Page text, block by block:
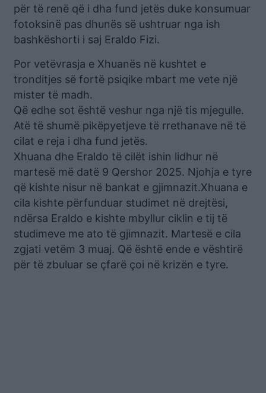
për të renë që i dha fund jetës duke konsumuar
fotoksinë pas dhunës së ushtruar nga ish
bashkëshorti i saj Eraldo Fizi.
Por vetëvrasja e Xhuanës në kushtet e
tronditjes së fortë psiqike mbart me vete një
mister të madh.
Që edhe sot është veshur nga një tis mjegulle.
Atë të shumë pikëpyetjeve të rrethanave në të
cilat e reja i dha fund jetës.
Xhuana dhe Eraldo të cilët ishin lidhur në
martesë më datë 9 Qershor 2025. Njohja e tyre
që kishte nisur në bankat e gjimnazit.Xhuana e
cila kishte përfunduar studimet në drejtësi,
ndërsa Eraldo e kishte mbyllur ciklin e tij të
studimeve me ato të gjimnazit. Martesë e cila
zgjati vetëm 3 muaj. Që është ende e vështirë
për të zbuluar se çfarë çoi në krizën e tyre.